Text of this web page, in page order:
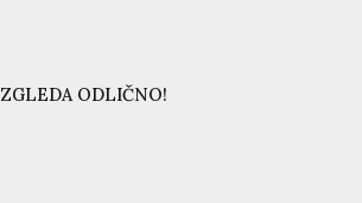
ODLIČNO!